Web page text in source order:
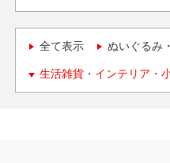
全て表示 ぬいぐるみ
生活雑貨・インテリア・